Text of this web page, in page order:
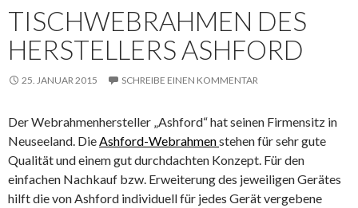
TISCHWEBRAHMEN DES
HERSTELLERS ASHFORD
25. JANUAR 2015 SCHREIBE EINEN KOMMENTAR
Der Webrahmenhersteller „Ashford“ hat seinen Firmensitz in
Neuseeland. DieAshford-Webrahmenstehen für sehr gute
Qualität und einem gut durchdachten Konzept. Für den
einfachen Nachkauf bzw. Erweiterung des jeweiligen Gerätes
hilft die von Ashford individuell für jedes Gerät vergebene